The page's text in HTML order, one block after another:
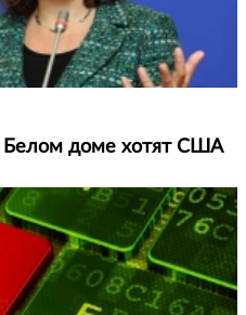
Белом доме хотят США